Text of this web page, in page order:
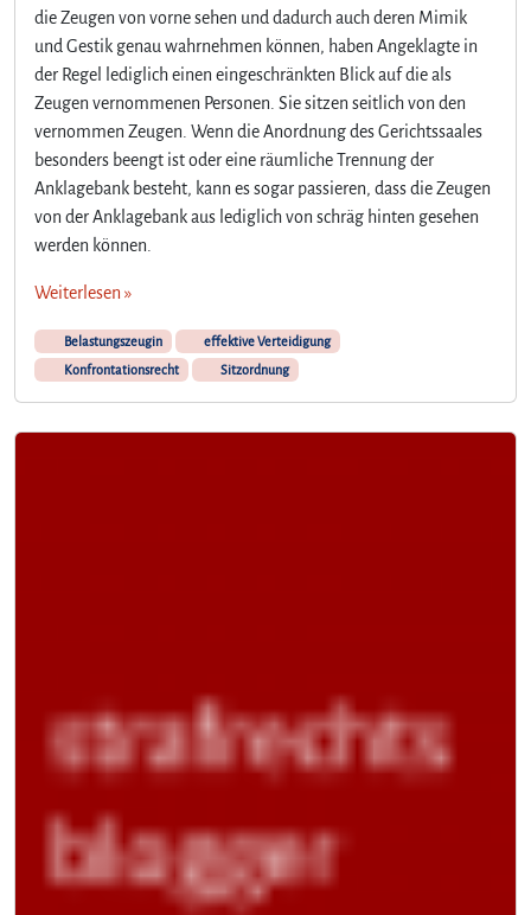
die Zeugen von vorne sehen und dadurch auch deren Mimik
und Gestik genau wahrnehmen können, haben Angeklagte in
der Regel lediglich einen eingeschränkten Blick auf die als
Zeugen vernommenen Personen. Sie sitzen seitlich von den
vernommen Zeugen. Wenn die Anordnung des Gerichtssaales
besonders beengt ist oder eine räumliche Trennung der
Anklagebank besteht, kann es sogar passieren, dass die Zeugen
von der Anklagebank aus lediglich von schräg hinten gesehen
werden können.
Weiterlesen »
Belastungszeugin
effektive Verteidigung
Konfrontationsrecht
Sitzordnung